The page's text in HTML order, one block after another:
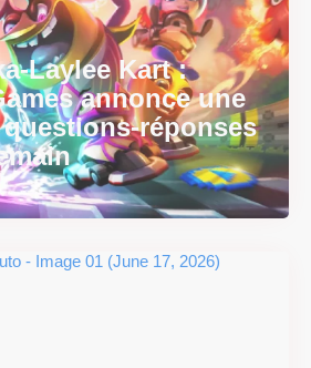
Laylee Kart :
annonce une
réponses